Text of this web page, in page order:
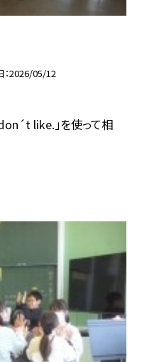
2026/05/12
like.」を使って相